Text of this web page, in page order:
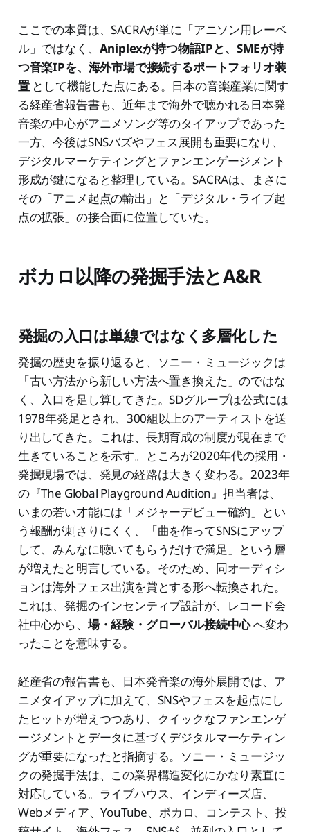
ここでの本質は、SACRAが単に「アニソン用レーベ
ル」ではなく、 Aniplexが持つ物語IPと、SMEが持
つ音楽IPを、海外市場で接続するポートフォリオ装
置として機能した点にある。日本の音楽産業に関す
る経産省報告書も、近年まで海外で聴かれる日本発
音楽の中心がアニメソング等のタイアップであった
一方、今後はSNSバズやフェス展開も重要になり、
デジタルマーケティングとファンエンゲージメント
形成が鍵になると整理している。SACRAは、まさに
その「アニメ起点の輸出」と「デジタル・ライブ起
点の拡張」の接合面に位置していた。
ボカロ以降の発掘手法とA&R
発掘の入口は単線ではなく多層化した
発掘の歴史を振り返ると、ソニー・ミュージックは
「古い方法から新しい方法へ置き換えた」のではな
く、入口を足し算してきた。SDグループは公式には
1978年発足とされ、300組以上のアーティストを送
り出してきた。これは、長期育成の制度が現在まで
生きていることを示す。ところが2020年代の採用・
発掘現場では、発見の経路は大きく変わる。2023年
の『The Global Playground Audition』担当者は、
いまの若い才能には「メジャーデビュー確約」とい
う報酬が刺さりにくく、「曲を作ってSNSにアップ
して、みんなに聴いてもらうだけで満足」という層
が増えたと明言している。そのため、同オーディシ
ョンは海外フェス出演を賞とする形へ転換された。
これは、発掘のインセンティブ設計が、レコード会
社中心から、 場・経験・グローバル接続中心へ変わ
ったことを意味する。
経産省の報告書も、日本発音楽の海外展開では、ア
ニメタイアップに加えて、SNSやフェスを起点にし
たヒットが増えつつあり、クイックなファンエンゲ
ージメントとデータに基づくデジタルマーケティン
グが重要になったと指摘する。ソニー・ミュージッ
クの発掘手法は、この業界構造変化にかなり素直に
対応している。ライブハウス、インディーズ店、
Webメディア、YouTube、ボカロ、コンテスト、投